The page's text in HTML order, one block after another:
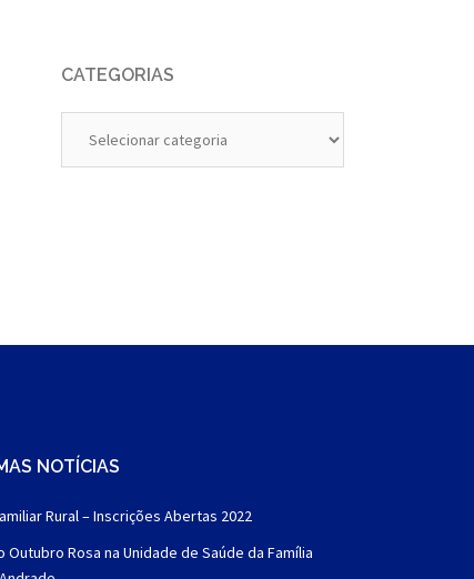
CATEGORIAS
NOTÍCIAS
Rural – Inscrições Abertas 2022
Outubro Rosa na Unidade de Saúde da Família